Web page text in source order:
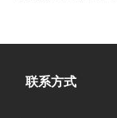
联系方式